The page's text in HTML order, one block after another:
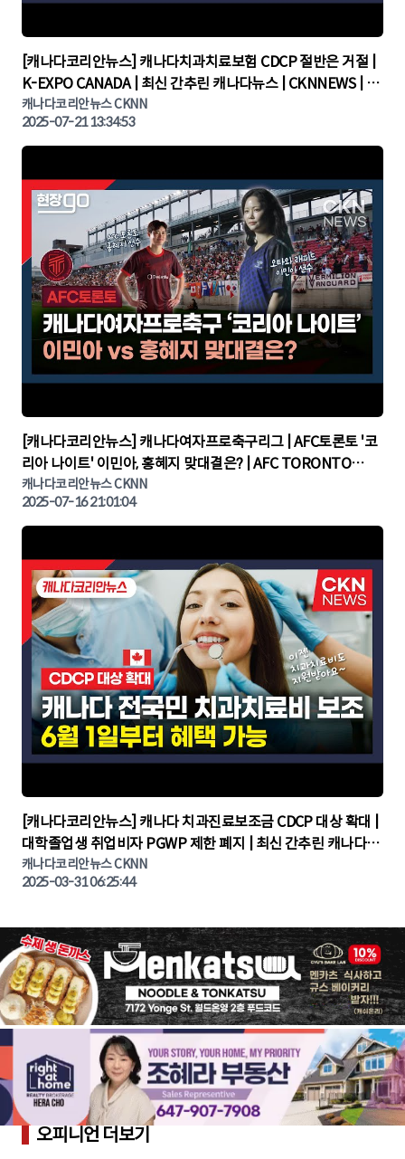
▶
[캐나다코리안뉴스] 캐나다치과치료보험 CDCP 절반은 거절 |
K-EXPO CANADA | 최신 간추린 캐나다뉴스 | CKNNEWS | 캐
나다뉴스 | 토론토뉴스
캐나다코리안뉴스 CKNN
2025-07-21 13:34:53
▶
[캐나다코리안뉴스] 캐나다여자프로축구리그 | AFC토론토 '코
리아 나이트' 이민아, 홍혜지 맞대결은? | AFC TORONTO
KOREA NIGHT | 캐나다뉴스 | 토론토뉴스
캐나다코리안뉴스 CKNN
2025-07-16 21:01:04
▶
[캐나다코리안뉴스] 캐나다 치과진료보조금 CDCP 대상 확대 |
대학졸업생 취업비자 PGWP 제한 폐지 | 최신 간추린 캐나다뉴
스 | CKNNEWS | 캐나다뉴스 | 토론토뉴스
캐나다코리안뉴스 CKNN
2025-03-31 06:25:44
오피니언 더보기